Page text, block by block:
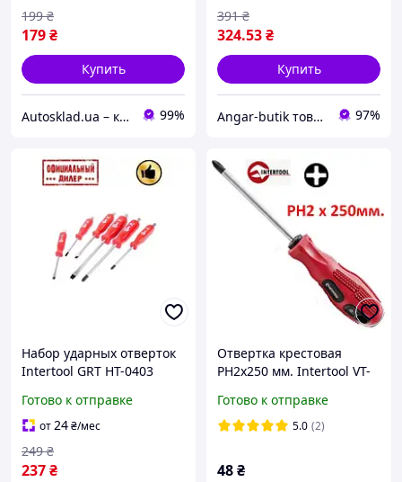
179₴
199 ₴
Купить
Autosklad.ua – краски, автоэмали, герметики, лаки, наборы инструментов, компрессоры 99%
324.53₴
391 ₴
Купить
Angar-butik товары для дома и быта 97%
Набор ударных отверток
Intertool GRT HT-0403
Готово к отправке
от24₴/мес
237₴
249 ₴
Отвертка крестовая
PH2х250 мм. Intertool VT-
Готово к отправке
5.0 (2)
48₴